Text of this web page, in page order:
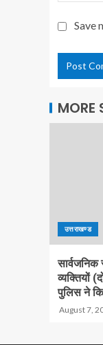
Save
MORE
उत्तराखण्ड
व्यक्तियों
पुलिस ने
August 7,